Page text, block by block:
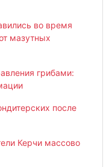
во время
мазутных
грибами:
после
Керчи массово